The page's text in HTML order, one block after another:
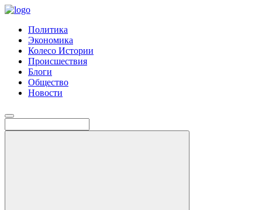
Политика
Экономика
Колесо Истории
Происшествия
Блоги
Общество
Новости